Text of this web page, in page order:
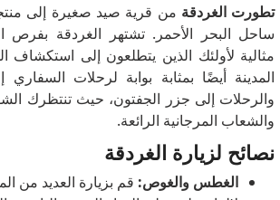
تطورت الغردقة من قرية صيد صغيرة إلى
ساحل البحر الأحمر. تشتهر الغردقة بفرص
مثالية لأولئك الذين يتطلعون إلى استكشاف
المدينة أيضًا بمثابة بوابة لرحلات السفاري
والرحلات إلى جزر الجفتون، حيث تنتظرك
والشعاب المرجانية الرائعة.
نصائح لزيارة الغردقة
الغطس والغوص: قم بزيارة العديد من